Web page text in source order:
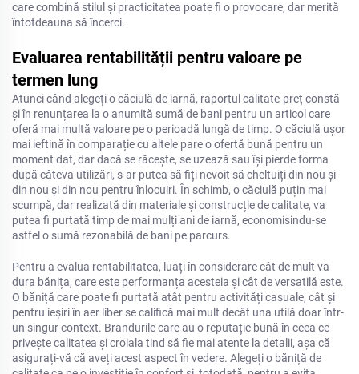
care combină stilul și practicitatea poate fi o provocare, dar merită
întotdeauna să încerci.
Evaluarea rentabilității pentru valoare pe
termen lung
Atunci când alegeți o căciulă de iarnă, raportul calitate-preț constă
și în renunțarea la o anumită sumă de bani pentru un articol care
oferă mai multă valoare pe o perioadă lungă de timp. O căciulă ușor
mai ieftină în comparație cu altele pare o ofertă bună pentru un
moment dat, dar dacă se răcește, se uzează sau își pierde forma
după câteva utilizări, s-ar putea să fiți nevoit să cheltuiți din nou și
din nou și din nou pentru înlocuiri. În schimb, o căciulă puțin mai
scumpă, dar realizată din materiale și construcție de calitate, va
putea fi purtată timp de mai mulți ani de iarnă, economisindu-se
astfel o sumă rezonabilă de bani pe parcurs.
Pentru a evalua rentabilitatea, luați în considerare cât de mult va
dura bănița, care este performanța acesteia și cât de versatilă este.
O băniță care poate fi purtată atât pentru activități casuale, cât și
pentru ieșiri în aer liber se califică mai mult decât una utilă doar într-
un singur context. Brandurile care au o reputație bună în ceea ce
privește calitatea și croiala tind să fie mai atente la detalii, așa că
asigurați-vă că aveți acest aspect în vedere. Alegeți o băniță de